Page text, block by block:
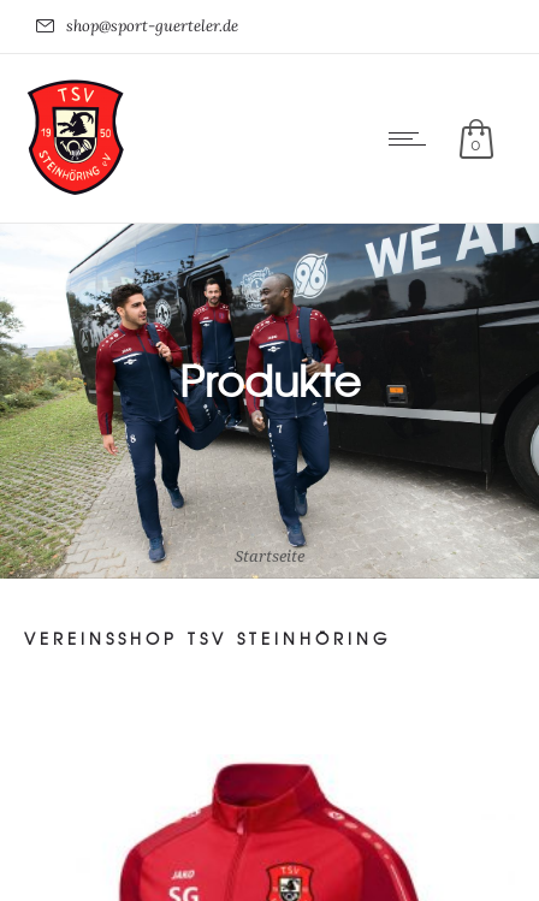
shop@sport-guerteler.de
0
Produkte
Startseite
VEREINSSHOP TSV STEINHÖRING